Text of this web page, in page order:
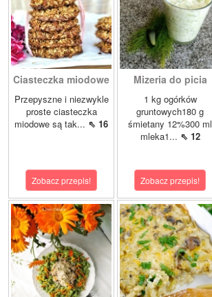
Ciasteczka miodowe
Przepyszne i niezwykle
proste ciasteczka
miodowe są tak... ⇖ 16
Zobacz przepis!
Mizeria do picia
1 kg ogórków
gruntowych180 g
śmietany 12%300 ml
mleka1... ⇖ 12
Zobacz przepis!